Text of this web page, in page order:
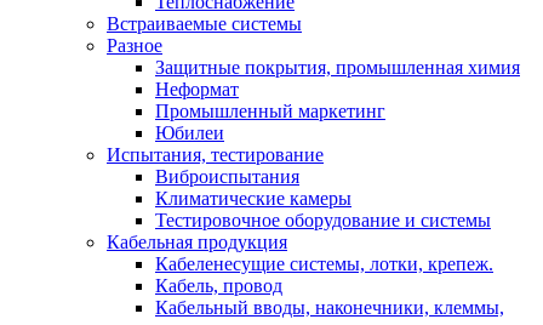
Встраиваемые системы
Разное
Защитные покрытия, промышленная химия
Неформат
Промышленный маркетинг
Юбилеи
Испытания, тестирование
Виброиспытания
Климатические камеры
Тестировочное оборудование и системы
Кабельная продукция
Кабеленесущие системы, лотки, крепеж.
Кабель, провод
Кабельный вводы, наконечники, клеммы,